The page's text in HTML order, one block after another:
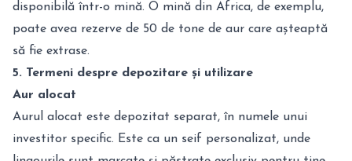
disponibilă într-o mină. O mină din Africa, de exemplu,
poate avea rezerve de 50 de tone de aur care așteaptă
să fie extrase.
5. Termeni despre depozitare și utilizare
Aur alocat
Aurul alocat este depozitat separat, în numele unui
investitor specific. Este ca un seif personalizat, unde